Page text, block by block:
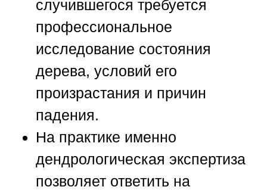
случившегося требуется
профессиональное
исследование состояния
дерева, условий его
произрастания и причин
падения.
На практике именно
дендрологическая экспертиза
позволяет ответить на